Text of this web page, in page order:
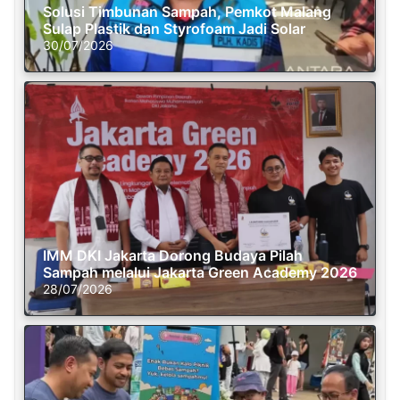
Solusi Timbunan Sampah, Pemkot Malang
Sulap Plastik dan Styrofoam Jadi Solar
30/07/2026
IMM DKI Jakarta Dorong Budaya Pilah
Sampah melalui Jakarta Green Academy 2026
28/07/2026